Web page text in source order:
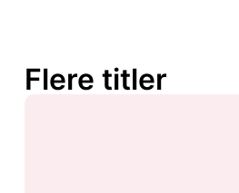
Flere titler